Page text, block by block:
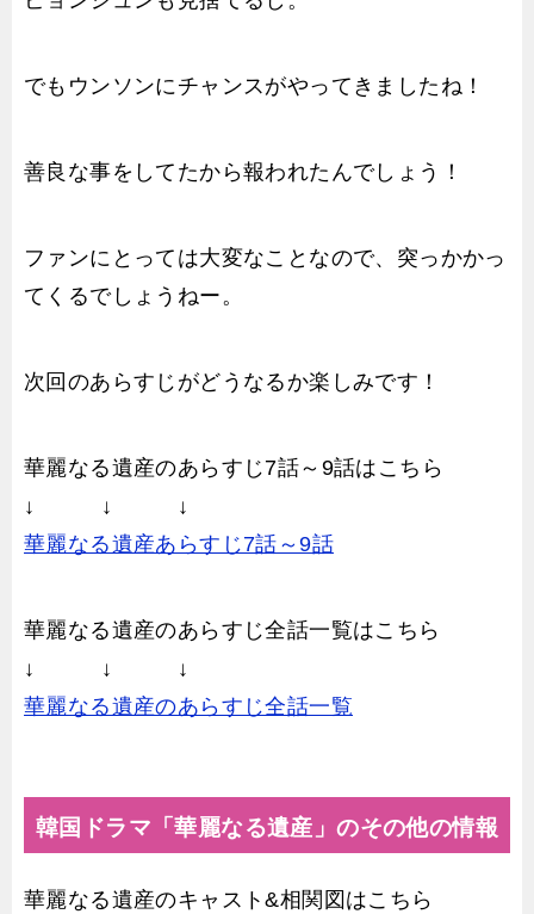
でもウンソンにチャンスがやってきましたね！
善良な事をしてたから報われたんでしょう！
ファンにとっては大変なことなので、突っかかっ
てくるでしょうねー。
次回のあらすじがどうなるか楽しみです！
華麗なる遺産のあらすじ7話～9話はこちら
↓ ↓ ↓
華麗なる遺産あらすじ7話～9話
華麗なる遺産のあらすじ全話一覧はこちら
↓ ↓ ↓
華麗なる遺産のあらすじ全話一覧
韓国ドラマ「華麗なる遺産」のその他の情報
華麗なる遺産のキャスト&相関図はこちら